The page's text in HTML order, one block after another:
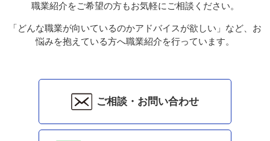
職業紹介をご希望の方もお気軽にご相談ください。
「どんな職業が向いているのかアドバイスが欲しい」など、お
悩みを抱えている方へ職業紹介を行っています。
ご相談・お問い合わせ